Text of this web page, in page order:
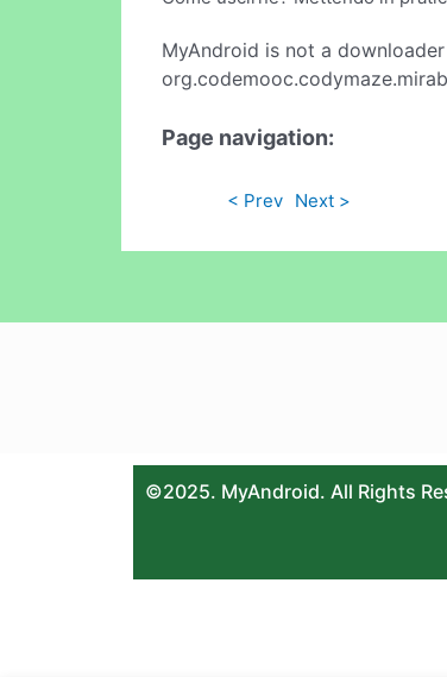
MyAndroid is not a
Page navigation:
< Prev Next >
©2025. MyAndroid. All Rights